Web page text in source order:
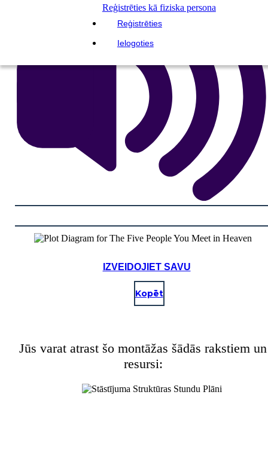
Reģistrēties kā fiziska persona
Reģistrēties
Ielogoties
IZVEIDOJIET SAVU
Kopēt
Jūs varat atrast šo montāžas šādās rakstiem un
resursi: